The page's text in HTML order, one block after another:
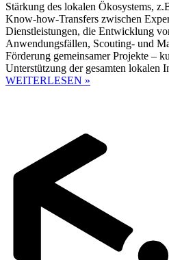
Stärkung des lokalen Ökosystems,
Know-how-Transfers zwischen
Dienstleistungen, die Entwicklung
Anwendungsfällen, Scouting- und
Förderung gemeinsamer Projekte –
Unterstützung der gesamten lokalen
WEITERLESEN »